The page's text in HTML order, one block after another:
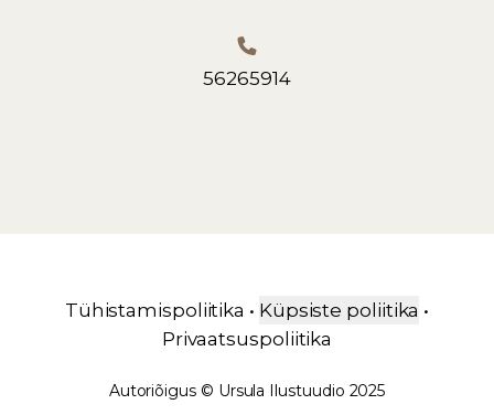
56265914
Tühistamispoliitika • Küpsiste poliitika •
Privaatsuspoliitika
Autoriõigus© Ursula Ilustuudio 2025